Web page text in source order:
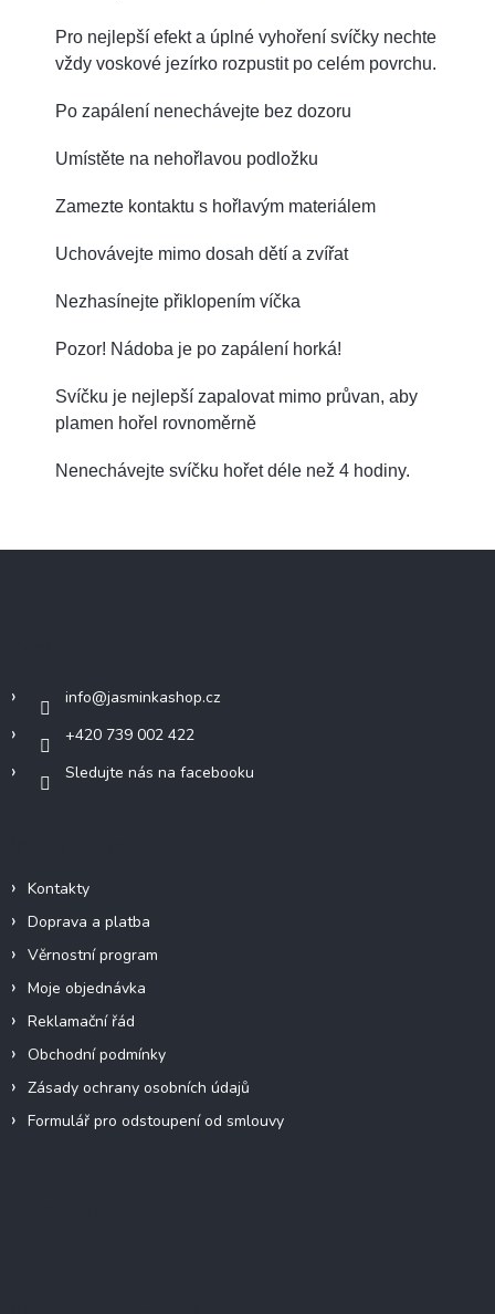
Pro nejlepší efekt a úplné vyhoření svíčky nechte
vždy voskové jezírko rozpustit po celém povrchu.
Po zapálení nenechávejte bez dozoru
Umístěte na nehořlavou podložku
Zamezte kontaktu s hořlavým materiálem
Uchovávejte mimo dosah dětí a zvířat
Nezhasínejte přiklopením víčka
Pozor! Nádoba je po zapálení horká!
Svíčku je nejlepší zapalovat mimo průvan, aby
plamen hořel rovnoměrně
Nenechávejte svíčku hořet déle než 4 hodiny.
info@jasminkashop.cz
+420 739 002 422
Sledujte nás na facebooku
Kontakty
Doprava a platba
Věrnostní program
Moje objednávka
Reklamační řád
Obchodní podmínky
Zásady ochrany osobních údajů
Formulář pro odstoupení od smlouvy